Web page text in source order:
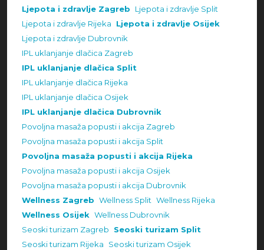
Ljepota i zdravlje Zagreb
Ljepota i zdravlje Split
Ljepota i zdravlje Rijeka
Ljepota i zdravlje Osijek
Ljepota i zdravlje Dubrovnik
IPL uklanjanje dlačica Zagreb
IPL uklanjanje dlačica Split
IPL uklanjanje dlačica Rijeka
IPL uklanjanje dlačica Osijek
IPL uklanjanje dlačica Dubrovnik
Povoljna masaža popusti i akcija Zagreb
Povoljna masaža popusti i akcija Split
Povoljna masaža popusti i akcija Rijeka
Povoljna masaža popusti i akcija Osijek
Povoljna masaža popusti i akcija Dubrovnik
Wellness Zagreb Wellness Split Wellness Rijeka
Wellness Osijek Wellness Dubrovnik
Seoski turizam Zagreb
Seoski turizam Split
Seoski turizam Rijeka
Seoski turizam Osijek